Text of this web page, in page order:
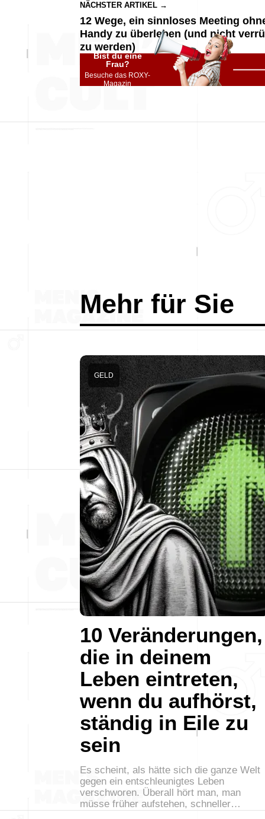
NÄCHSTER ARTIKEL →
12 Wege, ein sinnloses Meeting
Handy zu überleben (und nicht
zu werden)
Bist du eine
Frau?
Besuche das ROXY-
Magazin
Mehr für Sie
10 Veränderungen,
die in deinem
Leben eintreten,
wenn du aufhörst,
ständig in Eile zu
sein
GELD
Es scheint, als hätte sich die ganze Welt
gegen ein entschleunigtes Leben
verschworen. Überall hört man, man
müsse früher aufstehen, schneller…